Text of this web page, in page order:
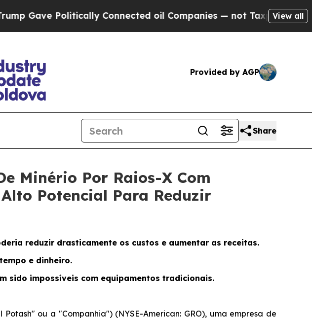
Connected oil Companies — not Taxpayers — the Chance
View all
Provided by AGP
Share
Minério Por Raios-X Com
Potencial Para Reduzir
reduzir drasticamente os custos e aumentar as receitas.
e dinheiro.
sido impossíveis com equipamentos tradicionais.
Potash" ou a "Companhia") (NYSE-American: GRO), uma empresa de